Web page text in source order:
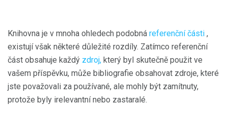
Knihovna je v mnoha ohledech podobná referenční části ,
existují však některé důležité rozdíly. Zatímco referenční
část obsahuje každý zdroj, který byl skutečně použit ve
vašem příspěvku, může bibliografie obsahovat zdroje, které
jste považovali za používané, ale mohly být zamítnuty,
protože byly irelevantní nebo zastaralé.